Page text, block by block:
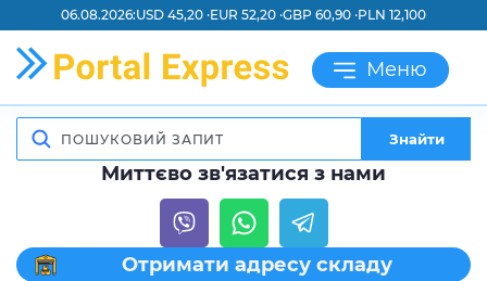
06.08.2026:USD 45,20 ·EUR 52,20 ·GBP 60,90 ·PLN 12,100
Меню
Знайти
Миттєво зв'язатися з нами
Отримати адресу складу